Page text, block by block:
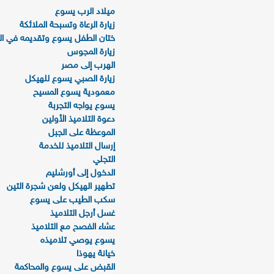
ميلاد الرب يسوع
زيارة الرعاة وتسبحة الملائكة
ختان الطفل يسوع وتقديمه في
زيارة المجوس
الهرب إلى مصر
زيارة الصبي يسوع للهيكل
معمودية يسوع المسيح
يسوع يواجه التجربة
دعوة التلاميذ الأولين
الموعظة على الجبل
إرسال التلاميذ للخدمة
التجلي
الدخول إلى أورشليم
تطهير الهيكل ولعن شجرة التين
سكب الطيب على يسوع
غسل أرجل التلاميذ
عشاء الفصح مع التلاميذ
يسوع يوصي تلاميذه
خيانة يهوذا
القبض على يسوع والمحاكمة